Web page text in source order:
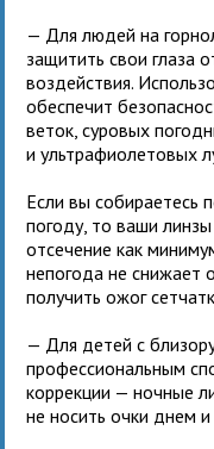
— Для людей на
защитить свои глаза
воздействия.
обеспечит
веток, суровых
и ультрафиолетовых
Если вы собираетесь
погоду, то ваши
отсечение как
непогода не снижает
получить ожог
— Для детей с
профессиональным
коррекции — ночные
не носить очки днем